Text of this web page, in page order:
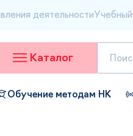
деятельности
Каталог
Обучение методам НК